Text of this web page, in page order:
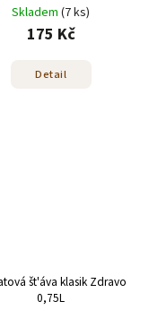
Skladem (7 ks)
175 Kč
Detail
št'áva klasik Zdravo
0,75L